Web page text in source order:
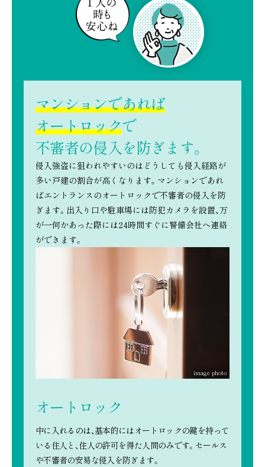
マンションであれば
オートロックで
不審者の侵入を防ぎます。
侵入強盗に狙われやすいのはどうしても侵入経路が
多い戸建の割合が高くなります。マンションであれ
ばエントランスのオートロックで不審者の侵入を防
ぎます。出入り口や駐車場には防犯カメラを設置、万
が一何かあった際には24時間すぐに警備会社へ連絡
ができます。
image photo
オートロック
中に入れるのは、基本的にはオートロックの鍵を持って
いる住人と、住人の許可を得た人間のみです。セールス
や不審者の安易な侵入を防ぎます。